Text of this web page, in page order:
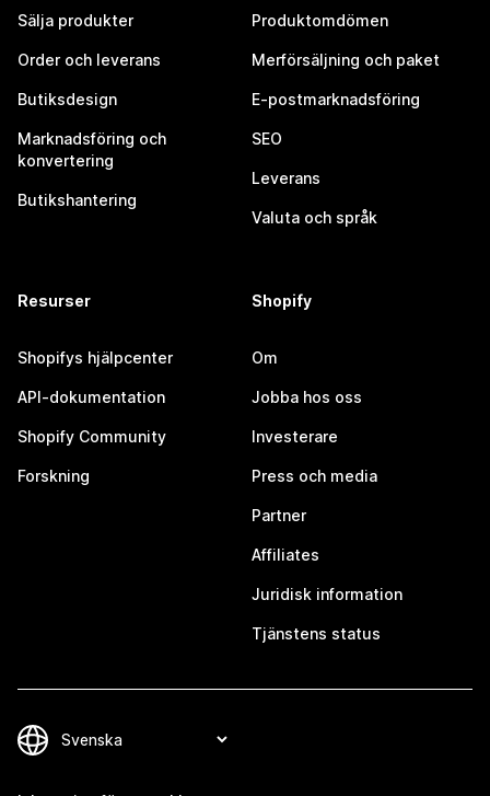
Sälja produkter
Order och leverans
Butiksdesign
Marknadsföring och
konvertering
Butikshantering
Produktomdömen
Merförsäljning och paket
E-postmarknadsföring
SEO
Leverans
Valuta och språk
Resurser
Shopifys hjälpcenter
API-dokumentation
Shopify Community
Forskning
Shopify
Om
Jobba hos oss
Investerare
Press och media
Partner
Affiliates
Juridisk information
Tjänstens status